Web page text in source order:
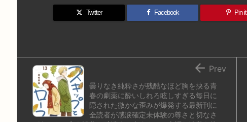
d
k d r
ar o
Twitter Facebook Pin it
曇りなき純粋さが残酷なほど胸を抉る青
春の劇薬に酔いしれろ眩しすぎる毎日に
隠された微かな歪みが爆発する最新刊に
全読者が感涙確定未体験の尊さと切なさ
 Prev